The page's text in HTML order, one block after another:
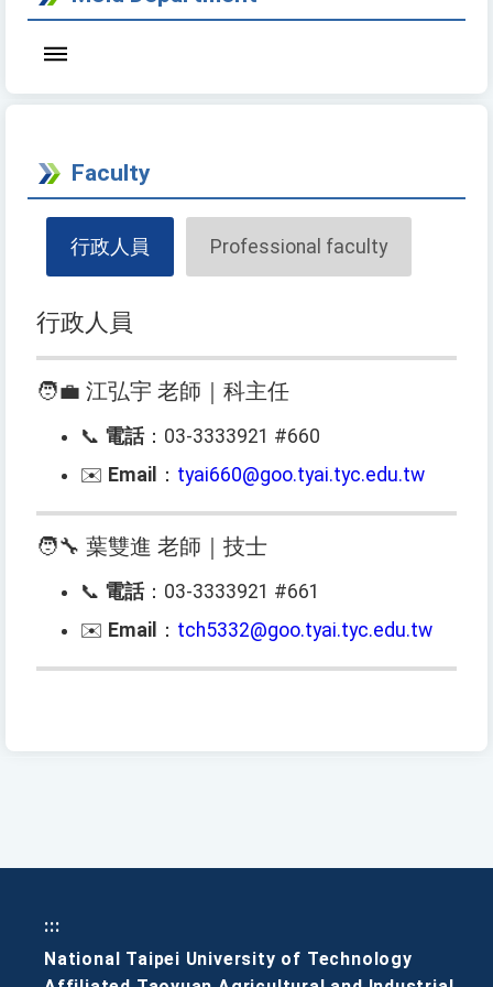
Faculty
行政人員 Professional faculty
行政人員
🧑‍💼 江弘宇 老師｜科主任
📞 電話：03-3333921 #660
✉️ Email ： tyai660@goo.tyai.tyc.edu.tw
🧑‍🔧 葉雙進 老師｜技士
📞 電話：03-3333921 #661
✉️ Email ： tch5332@goo.tyai.tyc.edu.tw
:::
National Taipei University of Technology